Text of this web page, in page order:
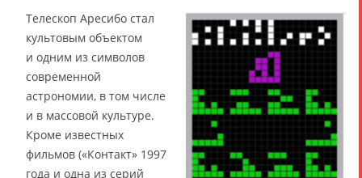
Телескоп Аресибо стал
культовым объектом
и одним из символов
современной
астрономии, в том числе
и в массовой культуре.
Кроме известных
фильмов («Контакт» 1997
года и одна из серий